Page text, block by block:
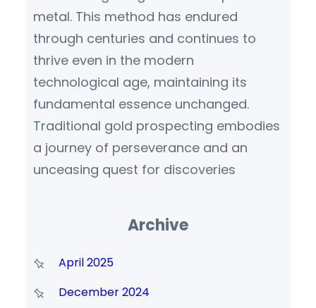
metal. This method has endured
through centuries and continues to
thrive even in the modern
technological age, maintaining its
fundamental essence unchanged.
Traditional gold prospecting embodies
a journey of perseverance and an
unceasing quest for discoveries
Archive
April 2025
December 2024